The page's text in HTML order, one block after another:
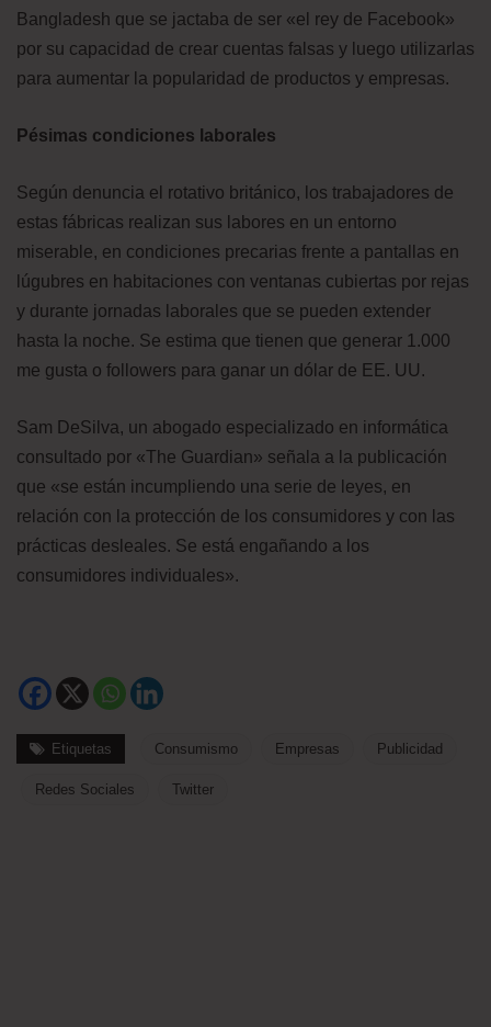
Bangladesh que se jactaba de ser «el rey de Facebook»
por su capacidad de crear cuentas falsas y luego utilizarlas
para aumentar la popularidad de productos y empresas.
Pésimas condiciones laborales
Según denuncia el rotativo británico, los trabajadores de
estas fábricas realizan sus labores en un entorno
miserable, en condiciones precarias frente a pantallas en
lúgubres en habitaciones con ventanas cubiertas por rejas
y durante jornadas laborales que se pueden extender
hasta la noche. Se estima que tienen que generar 1.000
me gusta o followers para ganar un dólar de EE. UU.
Sam DeSilva, un abogado especializado en informática
consultado por «The Guardian» señala a la publicación
que «se están incumpliendo una serie de leyes, en
relación con la protección de los consumidores y con las
prácticas desleales. Se está engañando a los
consumidores individuales».
Etiquetas Consumismo Empresas Publicidad
Redes Sociales Twitter